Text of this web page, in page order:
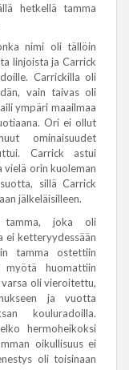
hetkellä tamma
nimi oli tällöin
linjoista ja Carrick
Carrickilla oli
vain taivas oli
ympäri maailmaa
Ori ei ollut
ominaisuudet
Carrick astui
vielä orin kuoleman
sillä Carrick
jälkeläisilleen.
joka oli
ei ketteryydessään
tamma ostettiin
myötä huomattiin
oli vieroitettu,
ja vuotta
kouluradoilla.
hermoheikoksi
oikullisuus ei
oli toisinaan